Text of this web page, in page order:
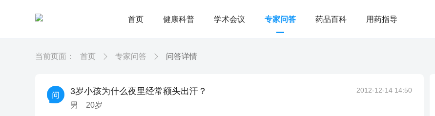
首页 健康科普 学术会议 专家问答 药品百科 用药指导
当前页面： 首页 专家问答 问答详情
3岁小孩为什么夜里经常额头出汗？
男 20岁
2012-12-14 14:50